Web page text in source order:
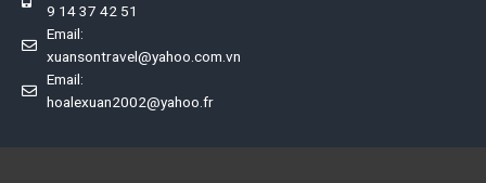
9 14 37 42 51
Email:
xuansontravel@yahoo.com.vn
Email:
hoalexuan2002@yahoo.fr